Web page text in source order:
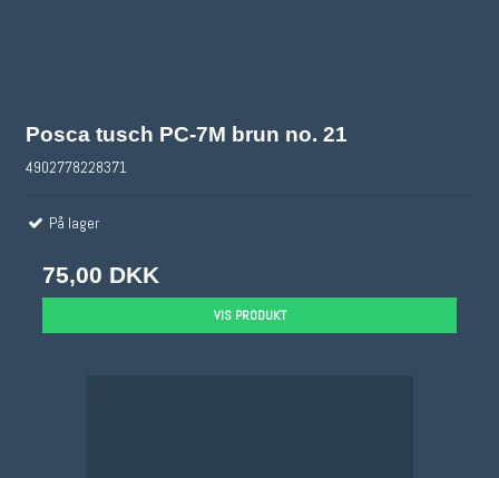
Posca tusch PC-7M brun no. 21
4902778228371
På lager
75,00 DKK
VIS PRODUKT